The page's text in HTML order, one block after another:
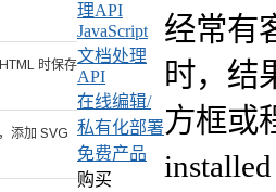
经常有
时，结
方框或
时保存
添加 SVG
理API
JavaScript
文档处理
API
在线编辑/
私有化部署
免费产品
购买